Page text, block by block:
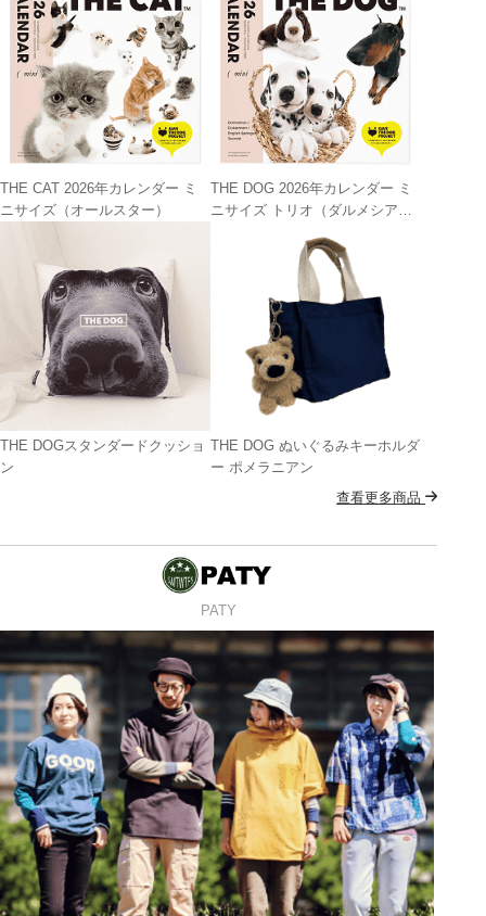
THE CAT 2026年カレンダー ミ
ニサイズ（オールスター）
THE DOG 2026年カレンダー ミ
ニサイズ トリオ（ダルメシアン/
スプリンガー・スパニエル）
THE DOGスタンダードクッショ
ン
THE DOG ぬいぐるみキーホルダ
ー ポメラニアン
查看更多商品
PATY